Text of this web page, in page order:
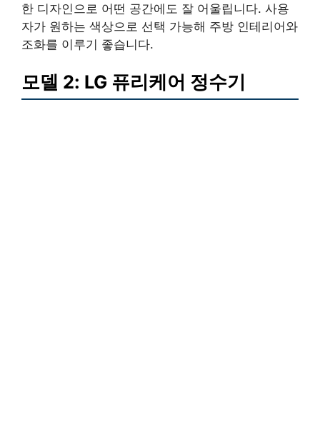
한 디자인으로 어떤 공간에도 잘 어울립니다. 사용
자가 원하는 색상으로 선택 가능해 주방 인테리어와
조화를 이루기 좋습니다.
모델 2: LG 퓨리케어 정수기